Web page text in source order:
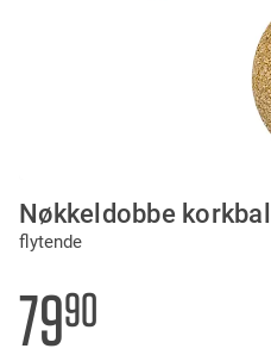
Nøkkeldobbe korkball
flytende
7990
to
the
of
the
images